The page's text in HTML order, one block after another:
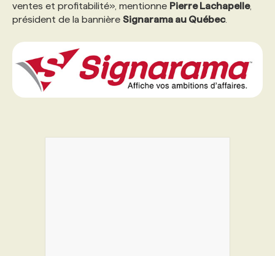
PROGRAMMES DE SUBVENTIONS
FAQ
ANNONCEZ AVEC NOUS
ventes et profitabilité», mentionne Pierre Lachapelle,
président de la bannière Signarama au Québec.